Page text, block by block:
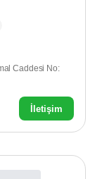
Caddesi No:
İletişim